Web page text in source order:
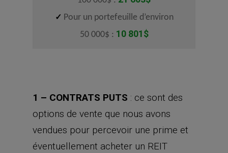
✓ Pour un portefeuille d’environ
50 000$ : 10 801$
1 – CONTRATS PUTS : ce sont des
options de vente que nous avons
vendues pour percevoir une prime et
éventuellement acheter un REIT